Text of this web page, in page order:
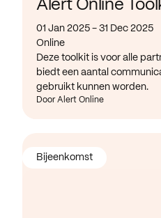
Alert Online
01 Jan 2025 - 31 Dec 2025
Online
Deze toolkit is voor alle
biedt een aantal
gebruikt kunnen worden.
Door Alert Online
Bijeenkomst